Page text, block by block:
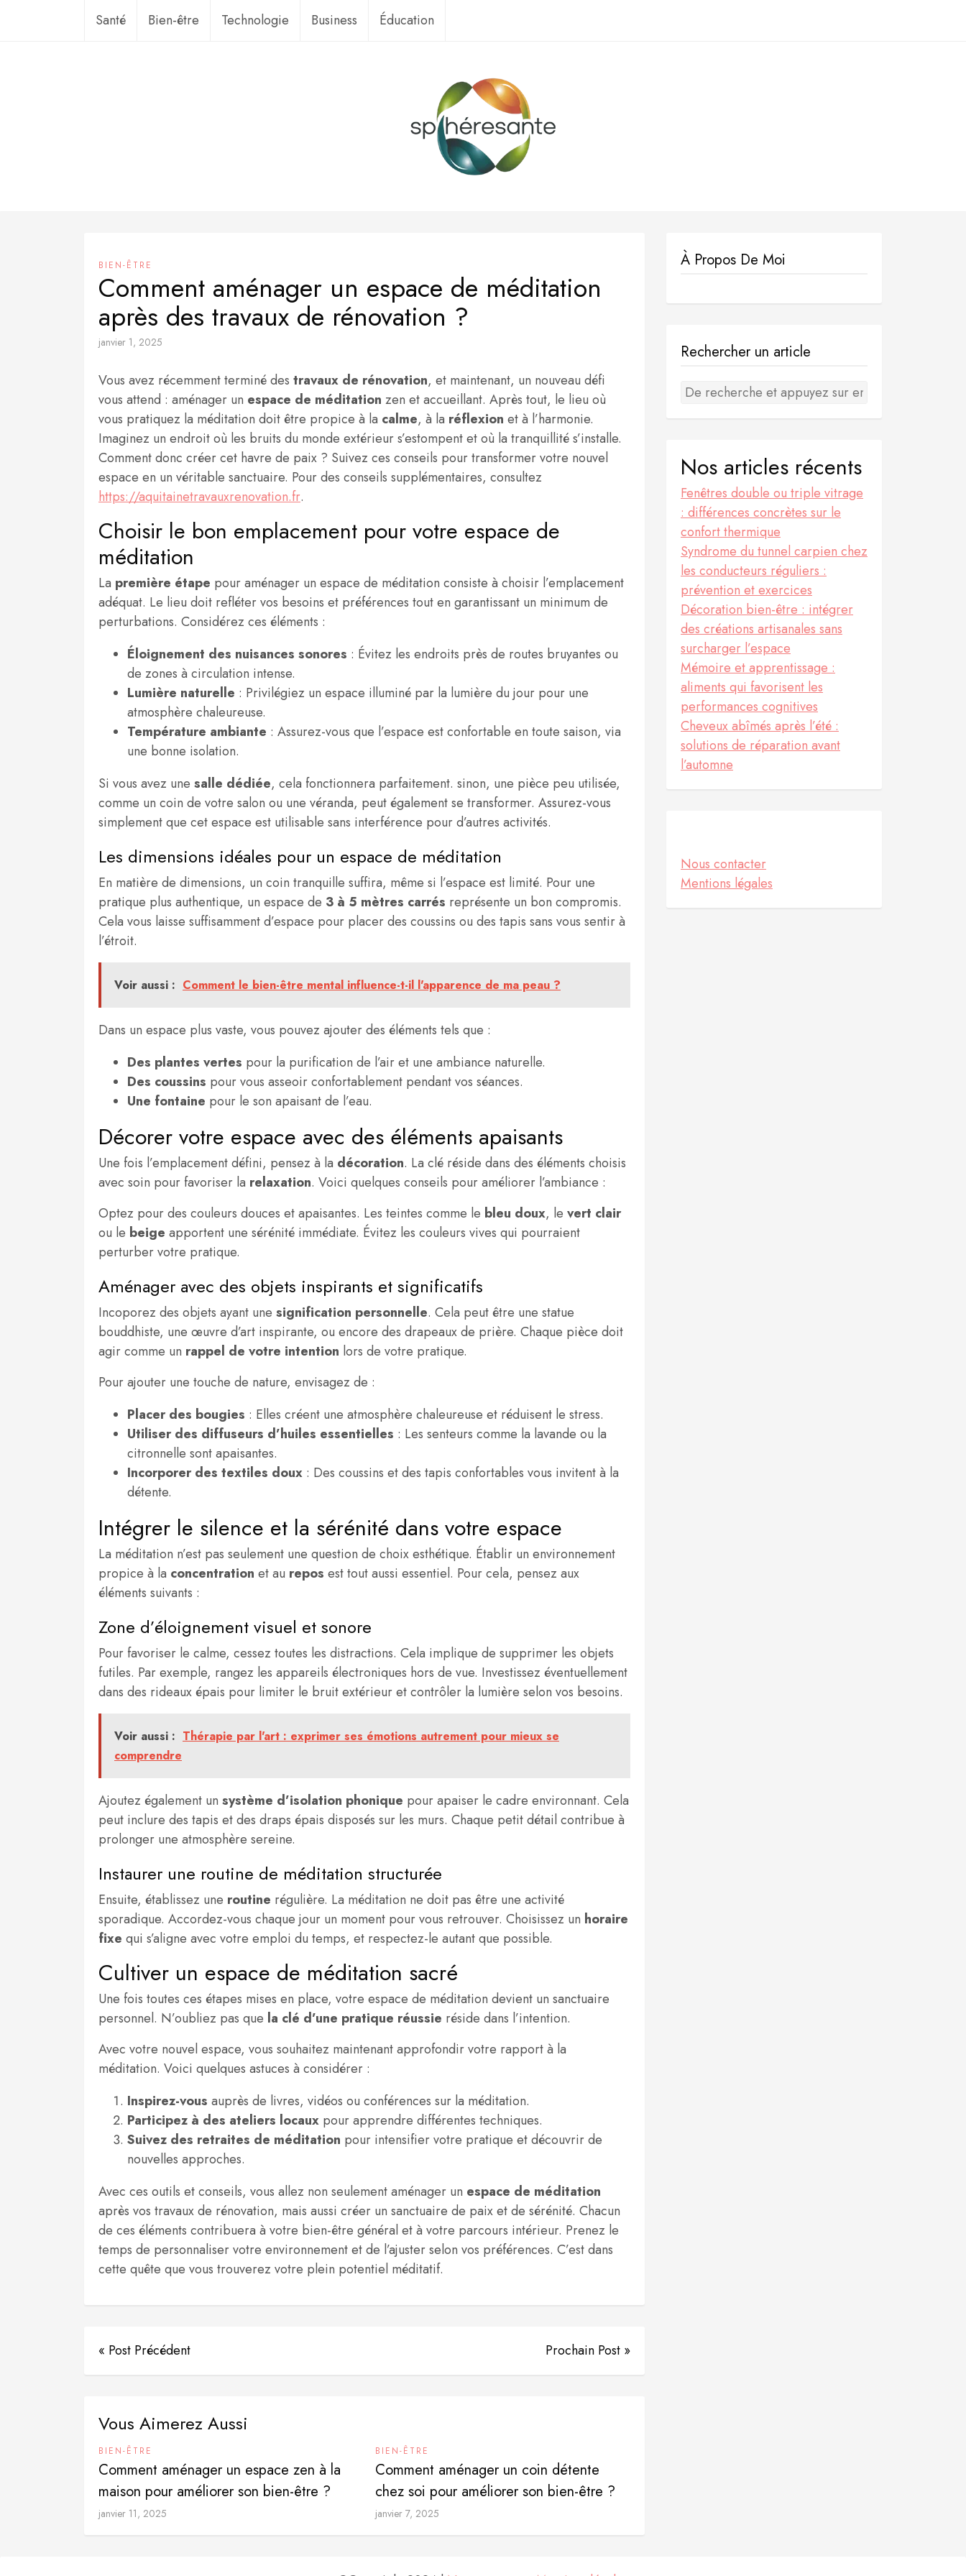
Santé Bien-être Technologie Business Éducation
BIEN-ÊTRE
Comment aménager un espace de méditation
après des travaux de rénovation ?
janvier 1, 2025
Vous avez récemment terminé des travaux de rénovation, et maintenant, un nouveau défi
vous attend : aménager un espace de méditation zen et accueillant. Après tout, le lieu où
vous pratiquez la méditation doit être propice à la calme, à la réflexion et à l’harmonie.
Imaginez un endroit où les bruits du monde extérieur s’estompent et où la tranquillité s’installe.
Comment donc créer cet havre de paix ? Suivez ces conseils pour transformer votre nouvel
espace en un véritable sanctuaire. Pour des conseils supplémentaires, consultez
https://aquitainetravauxrenovation.fr.
Choisir le bon emplacement pour votre espace de
méditation
La première étape pour aménager un espace de méditation consiste à choisir l’emplacement
adéquat. Le lieu doit refléter vos besoins et préférences tout en garantissant un minimum de
perturbations. Considérez ces éléments :
Éloignement des nuisances sonores : Évitez les endroits près de routes bruyantes ou
de zones à circulation intense.
Lumière naturelle : Privilégiez un espace illuminé par la lumière du jour pour une
atmosphère chaleureuse.
Température ambiante : Assurez-vous que l’espace est confortable en toute saison, via
une bonne isolation.
Si vous avez une salle dédiée, cela fonctionnera parfaitement. sinon, une pièce peu utilisée,
comme un coin de votre salon ou une véranda, peut également se transformer. Assurez-vous
simplement que cet espace est utilisable sans interférence pour d’autres activités.
Les dimensions idéales pour un espace de méditation
En matière de dimensions, un coin tranquille suffira, même si l’espace est limité. Pour une
pratique plus authentique, un espace de 3 à 5 mètres carrés représente un bon compromis.
Cela vous laisse suffisamment d’espace pour placer des coussins ou des tapis sans vous sentir à
l’étroit.
Voir aussi : Comment le bien-être mental influence-t-il l'apparence de ma peau ?
Dans un espace plus vaste, vous pouvez ajouter des éléments tels que :
Des plantes vertes pour la purification de l’air et une ambiance naturelle.
Des coussins pour vous asseoir confortablement pendant vos séances.
Une fontaine pour le son apaisant de l’eau.
Décorer votre espace avec des éléments apaisants
Une fois l’emplacement défini, pensez à la décoration. La clé réside dans des éléments choisis
avec soin pour favoriser la relaxation. Voici quelques conseils pour améliorer l’ambiance :
Optez pour des couleurs douces et apaisantes. Les teintes comme le bleu doux, le vert clair
ou le beige apportent une sérénité immédiate. Évitez les couleurs vives qui pourraient
perturber votre pratique.
Aménager avec des objets inspirants et significatifs
Incoporez des objets ayant une signification personnelle. Cela peut être une statue
bouddhiste, une œuvre d’art inspirante, ou encore des drapeaux de prière. Chaque pièce doit
agir comme un rappel de votre intention lors de votre pratique.
Pour ajouter une touche de nature, envisagez de :
Placer des bougies : Elles créent une atmosphère chaleureuse et réduisent le stress.
Utiliser des diffuseurs d’huiles essentielles : Les senteurs comme la lavande ou la
citronnelle sont apaisantes.
Incorporer des textiles doux : Des coussins et des tapis confortables vous invitent à la
détente.
Intégrer le silence et la sérénité dans votre espace
La méditation n’est pas seulement une question de choix esthétique. Établir un environnement
propice à la concentration et au repos est tout aussi essentiel. Pour cela, pensez aux
éléments suivants :
Zone d’éloignement visuel et sonore
Pour favoriser le calme, cessez toutes les distractions. Cela implique de supprimer les objets
futiles. Par exemple, rangez les appareils électroniques hors de vue. Investissez éventuellement
dans des rideaux épais pour limiter le bruit extérieur et contrôler la lumière selon vos besoins.
Voir aussi : Thérapie par l'art : exprimer ses émotions autrement pour mieux se
comprendre
Ajoutez également un système d’isolation phonique pour apaiser le cadre environnant. Cela
peut inclure des tapis et des draps épais disposés sur les murs. Chaque petit détail contribue à
prolonger une atmosphère sereine.
Instaurer une routine de méditation structurée
Ensuite, établissez une routine régulière. La méditation ne doit pas être une activité
sporadique. Accordez-vous chaque jour un moment pour vous retrouver. Choisissez un horaire
fixe qui s’aligne avec votre emploi du temps, et respectez-le autant que possible.
Cultiver un espace de méditation sacré
Une fois toutes ces étapes mises en place, votre espace de méditation devient un sanctuaire
personnel. N’oubliez pas que la clé d’une pratique réussie réside dans l’intention.
Avec votre nouvel espace, vous souhaitez maintenant approfondir votre rapport à la
méditation. Voici quelques astuces à considérer :
Inspirez-vous auprès de livres, vidéos ou conférences sur la méditation.
Participez à des ateliers locaux pour apprendre différentes techniques.
Suivez des retraites de méditation pour intensifier votre pratique et découvrir de
nouvelles approches.
Avec ces outils et conseils, vous allez non seulement aménager un espace de méditation
après vos travaux de rénovation, mais aussi créer un sanctuaire de paix et de sérénité. Chacun
de ces éléments contribuera à votre bien-être général et à votre parcours intérieur. Prenez le
temps de personnaliser votre environnement et de l’ajuster selon vos préférences. C’est dans
cette quête que vous trouverez votre plein potentiel méditatif.
« Post Précédent Prochain Post »
Vous Aimerez Aussi
BIEN-ÊTRE
Comment aménager un espace zen à la
maison pour améliorer son bien-être ?
janvier 11, 2025
BIEN-ÊTRE
Comment aménager un coin détente
chez soi pour améliorer son bien-être ?
janvier 7, 2025
À Propos De Moi
Rechercher un article
Nos articles récents
Fenêtres double ou triple vitrage
: différences concrètes sur le
confort thermique
Syndrome du tunnel carpien chez
les conducteurs réguliers :
prévention et exercices
Décoration bien-être : intégrer
des créations artisanales sans
surcharger l’espace
Mémoire et apprentissage :
aliments qui favorisent les
performances cognitives
Cheveux abîmés après l’été :
solutions de réparation avant
l’automne
Nous contacter
Mentions légales